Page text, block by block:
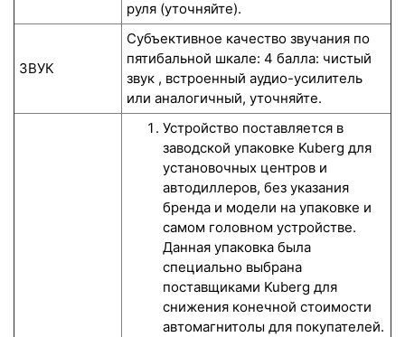
руля (уточняйте).
ЗВУК
Субъективное качество звучания по
пятибальной шкале: 4 балла: чистый
звук , встроенный аудио-усилитель
или аналогичный, уточняйте.
Устройство поставляется в
заводской упаковке Kuberg для
установочных центров и
автодиллеров, без указания
бренда и модели на упаковке и
самом головном устройстве.
Данная упаковка была
специально выбрана
поставщиками Kuberg для
снижения конечной стоимости
автомагнитолы для покупателей.